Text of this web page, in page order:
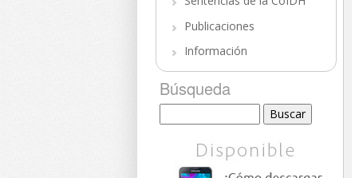
Publicaciones
Información
Búsqueda